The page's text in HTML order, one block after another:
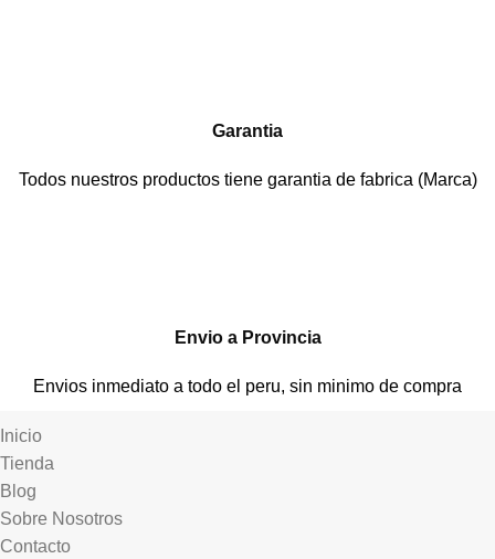
Garantia
Todos nuestros productos tiene garantia de fabrica (Marca)
Envio a Provincia
Envios inmediato a todo el peru, sin minimo de compra
Inicio
Tienda
Blog
Sobre Nosotros
Contacto